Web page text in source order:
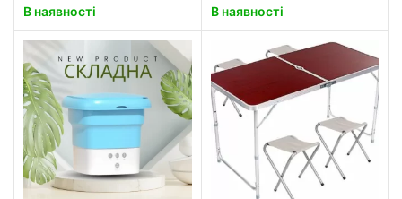
В наявності В наявності